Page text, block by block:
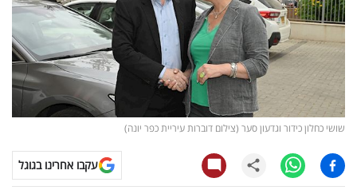
דעות
רכילות
עסקית
קריפטו
ויראלי
שושי כחלון כידור וגדעון סער (צילום דוברות עיריית כפר יונה)
עקבו אחרינו בגוגל